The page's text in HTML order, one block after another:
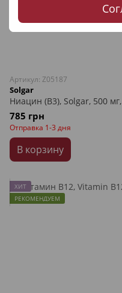
Артикул: Z05187
Solgar
Ниацин (В3), Solgar, 500
785 грн
Отправка 1-3 дня
В корзину
ХИТ
РЕКОМЕНДУЕМ